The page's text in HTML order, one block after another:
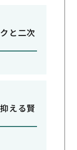
と二次
える賢